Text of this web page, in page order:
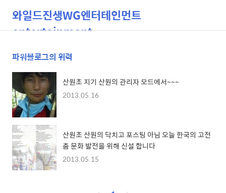
와일드진생WG엔터테인먼트
entertainment
파워블로그의 위력
산원초 지기 산원의 관리자 모드에서~~~
2013.05.16
산원초 산원의 닥치고 포스팅 아님 오늘 한국의 고전
춤 문화 발전을 위해 신설 합니다
2013.05.15